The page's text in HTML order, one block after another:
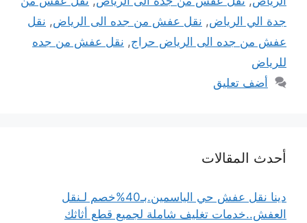
جدة الي الرياض, نقل عفش من جده الى الرياض, نقل
عفش من جده الى الرياض حراج, نقل عفش من جده
للرياض
أضف تعليق
أحدث المقالات
دينا نقل عفش حي الياسمين.بـ40%خصم لـنقل
العفش..خدمات تغليف شاملة لجميع قطع أثاثك